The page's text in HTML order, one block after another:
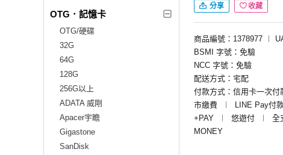
OTG．記憶卡
OTG/硬碟
32G
64G
128G
256G以上
ADATA 威剛
Apacer宇瞻
Gigastone
SanDisk
分享 收藏
商品編號：1378977 ︱
BSMI 字號：免驗
NCC 字號：免驗
配送方式：宅配
付款方式：信用卡一次付
市繳費
︱ LINE Pay付
+PAY
︱ 悠遊付 ︱ 全
MONEY